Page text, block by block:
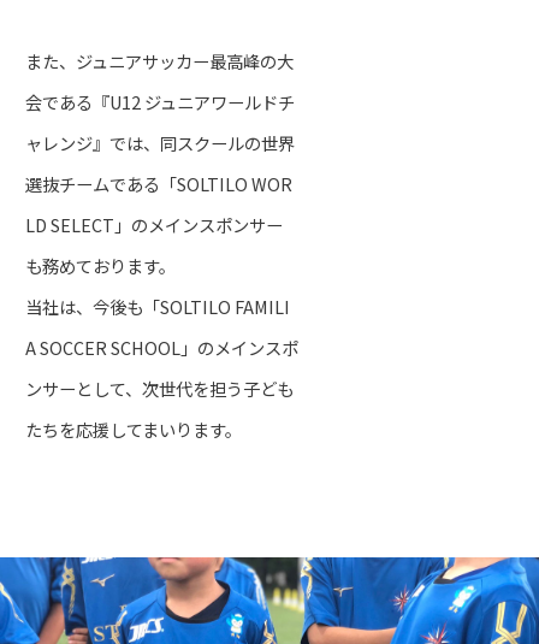
また、ジュニアサッカー最高峰の大
会である『U12 ジュニアワールドチ
ャレンジ』では、同スクールの世界
選抜チームである「SOLTILO WOR
LD SELECT」のメインスポンサー
も務めております。
当社は、今後も「SOLTILO FAMILI
A SOCCER SCHOOL」のメインスポ
ンサーとして、次世代を担う子ども
たちを応援してまいります。